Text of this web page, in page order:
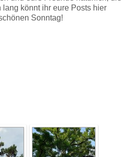
lang könnt ihr eure Posts hier
hönen Sonntag!